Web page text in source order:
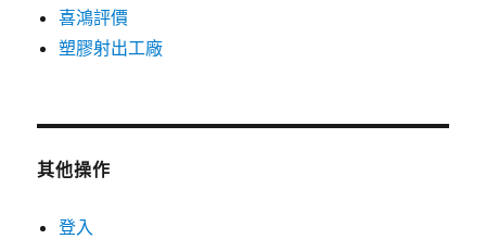
喜鴻評價
塑膠射出工廠
其他操作
登入